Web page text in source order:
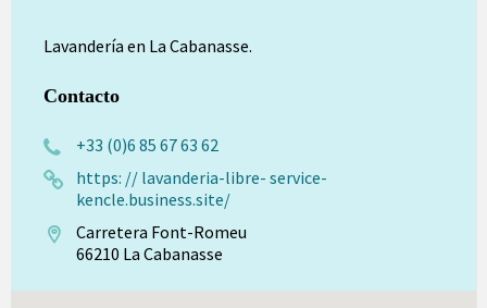
Lavandería en La Cabanasse.
Contacto
+33 (0)6 85 67 63 62
https: // lavanderia-libre- service-
kencle.business.site/
Carretera Font-Romeu
66210 La Cabanasse